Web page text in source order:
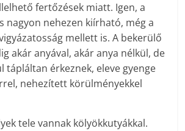
fertőzések miatt. Igen, a
nagyon nehezen kiírható, még a
mellett is. A bekerülő
akár anyával, akár anya nélkül, de
tápláltan érkeznek, eleve gyenge
nehezített körülményekkel
tele vannak kölyökkutyákkal.